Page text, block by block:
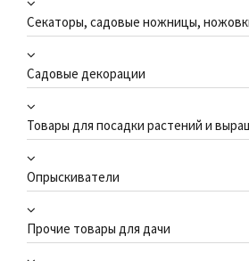
Секаторы, садовые ножницы,
Садовые декорации
Товары для посадки растений и
Опрыскиватели
Прочие товары для дачи